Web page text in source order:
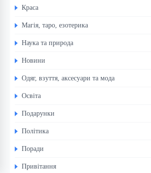
Краса
Магія, таро, езотерика
Наука та природа
Новини
Одяг, взуття, аксесуари та мода
Освіта
Подарунки
Політика
Поради
Привітання